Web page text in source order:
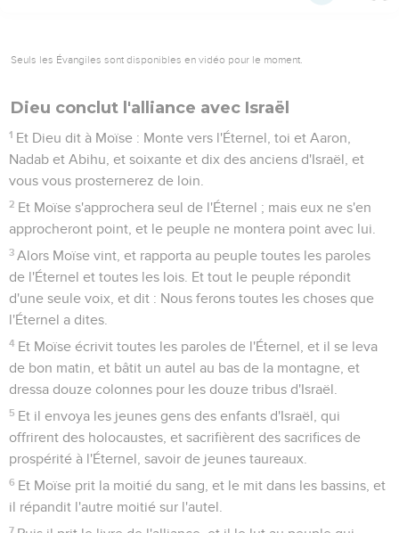
Seuls les Évangiles sont disponibles en vidéo pour le moment.
Dieu conclut l'alliance avec Israël
1 Et Dieu dit à Moïse : Monte vers l'Éternel, toi et Aaron,
Nadab et Abihu, et soixante et dix des anciens d'Israël, et
vous vous prosternerez de loin.
2 Et Moïse s'approchera seul de l'Éternel ; mais eux ne s'en
approcheront point, et le peuple ne montera point avec lui.
3 Alors Moïse vint, et rapporta au peuple toutes les paroles
de l'Éternel et toutes les lois. Et tout le peuple répondit
d'une seule voix, et dit : Nous ferons toutes les choses que
l'Éternel a dites.
4 Et Moïse écrivit toutes les paroles de l'Éternel, et il se leva
de bon matin, et bâtit un autel au bas de la montagne, et
dressa douze colonnes pour les douze tribus d'Israël.
5 Et il envoya les jeunes gens des enfants d'Israël, qui
offrirent des holocaustes, et sacrifièrent des sacrifices de
prospérité à l'Éternel, savoir de jeunes taureaux.
6 Et Moïse prit la moitié du sang, et le mit dans les bassins, et
il répandit l'autre moitié sur l'autel.
7